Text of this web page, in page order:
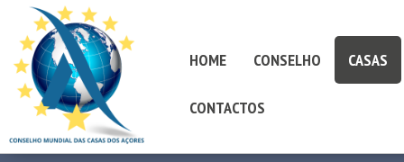
HOME CONSELHO CASAS
CONTACTOS